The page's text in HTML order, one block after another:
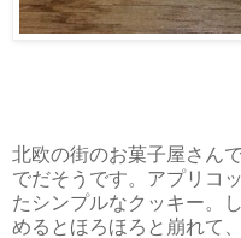
北欧の街のお菓子屋さん
でだそうです。アプリコ
たシンプルなクッキー。
めるとほろほろと崩れて